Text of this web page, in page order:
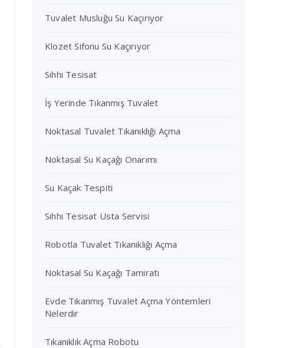
Tuvalet Musluğu Su Kaçırıyor
Klozet Sifonu Su Kaçırıyor
Sıhhi Tesisat
İş Yerinde Tıkanmış Tuvalet
Noktasal Tuvalet Tıkanıklığı Açma
Noktasal Su Kaçağı Onarımı
Su Kaçak Tespiti
Sıhhi Tesisat Usta Servisi
Robotla Tuvalet Tıkanıklığı Açma
Noktasal Su Kaçağı Tamiratı
Evde Tıkanmış Tuvalet Açma Yöntemleri
Nelerdir
Tıkanıklık Açma Robotu